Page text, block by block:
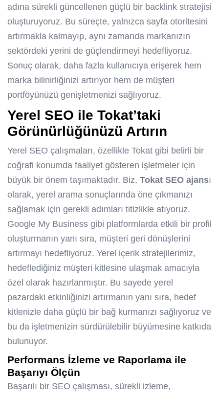
adına sürekli güncellenen güçlü bir backlink stratejisi
oluşturuyoruz. Bu süreçte, yalnızca sayfa otoritesini
artırmakla kalmayıp, aynı zamanda markanızın
sektördeki yerini de güçlendirmeyi hedefliyoruz.
Sonuç olarak, daha fazla kullanıcıya erişerek hem
marka bilinirliğinizi artırıyor hem de müşteri
portföyünüzü genişletmenizi sağlıyoruz.
Yerel SEO ile Tokat’taki
Görünürlüğünüzü Artırın
Yerel SEO çalışmaları, özellikle Tokat gibi belirli bir
coğrafi konumda faaliyet gösteren işletmeler için
büyük bir önem taşımaktadır. Biz, Tokat SEO ajansı
olarak, yerel arama sonuçlarında öne çıkmanızı
sağlamak için gerekli adımları titizlikle atıyoruz.
Google My Business gibi platformlarda etkili bir profil
oluşturmanın yanı sıra, müşteri geri dönüşlerini
artırmayı hedefliyoruz. Yerel içerik stratejilerimiz,
hedeflediğiniz müşteri kitlesine ulaşmak amacıyla
özel olarak hazırlanmıştır. Bu sayede yerel
pazardaki etkinliğinizi artırmanın yanı sıra, hedef
kitlenizle daha güçlü bir bağ kurmanızı sağlıyoruz ve
bu da işletmenizin sürdürülebilir büyümesine katkıda
bulunuyor.
Performans İzleme ve Raporlama ile
Başarıyı Ölçün
Başarılı bir SEO çalışması, sürekli izleme,